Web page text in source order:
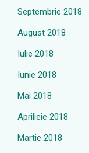
Septembrie 2018
August 2018
Iulie 2018
Iunie 2018
Mai 2018
Aprilieie 2018
Martie 2018